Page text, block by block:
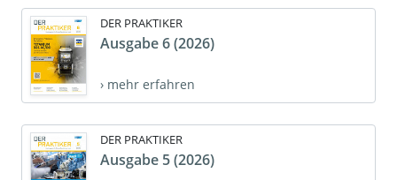
DER PRAKTIKER
Ausgabe 6 (2026)
› mehr erfahren
DER PRAKTIKER
Ausgabe 5 (2026)